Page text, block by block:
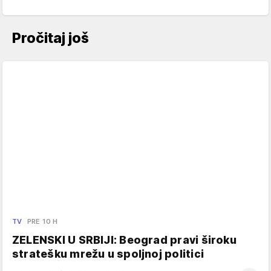
Pročitaj još
TV PRE 10 H
ZELENSKI U SRBIJI: Beograd pravi široku
stratešku mrežu u spoljnoj politici